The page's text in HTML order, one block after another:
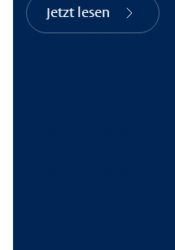
Jetzt lesen